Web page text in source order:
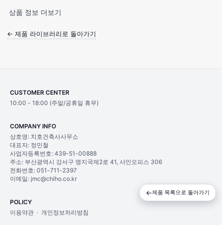
상품 정보 더보기
← 제품 라이브러리로 돌아가기
←제품 목록으로 돌아가기
CUSTOMER CENTER
10:00 - 18:00 (주말/공휴일 휴무)
COMPANY INFO
상호명: 치호건축사사무소
대표자: 정민철
사업자등록번호: 439-51-00888
주소: 부산광역시 강서구 명지국제2로 41, 샤인오피스 306
전화번호: 051-711-2397
이메일: jmc@chiho.co.kr
POLICY
이용약관 · 개인정보처리방침